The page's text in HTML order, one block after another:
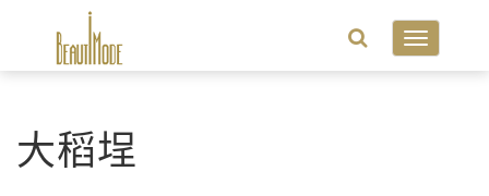
Toggle
大稻埕